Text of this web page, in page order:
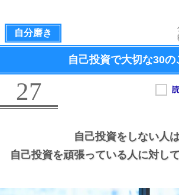
自分磨き
自己投資で大切な30の
27
自己投資をしない人は
自己投資を頑張っている人に対し